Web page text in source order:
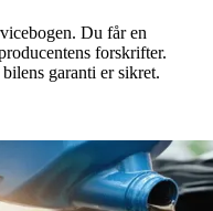
Du får en
forskrifter.
garanti er sikret.